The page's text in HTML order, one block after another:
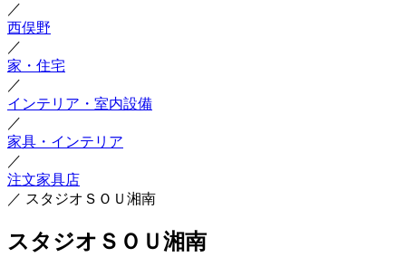
／
西俣野
／
家・住宅
／
インテリア・室内設備
／
家具・インテリア
／
注文家具店
／ スタジオＳＯＵ湘南
スタジオＳＯＵ湘南